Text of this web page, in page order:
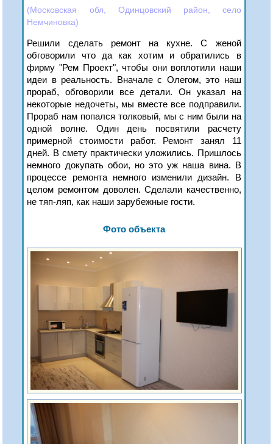
(Московская обл, Одинцовский район, село
Немчиновка)
Решили сделать ремонт на кухне. С женой
обговорили что да как хотим и обратились в
фирму "Рем Проект", чтобы они воплотили наши
идеи в реальность. Вначале с Олегом, это наш
прораб, обговорили все детали. Он указал на
некоторые недочеты, мы вместе все подправили.
Прораб нам попался толковый, мы с ним были на
одной волне. Один день посвятили расчету
примерной стоимости работ. Ремонт занял 11
дней. В смету практически уложились. Пришлось
немного докупать обои, но это уж наша вина. В
процессе ремонта немного изменили дизайн. В
целом ремонтом доволен. Сделали качественно,
не тяп-ляп, как наши зарубежные гости.
Фото объекта